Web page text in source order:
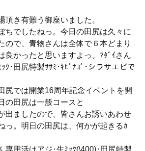
頂き有難う御座いました。
ちでしたねっ。今日の田尻は久々に
ので、青物さんは全体で６本どまり
良かったと思いますよっ。ﾏﾀﾞｲさん
ｸ･田尻特製ｻｻﾐ･ｷﾋﾞﾅｺﾞ･シラサエビで
尻では開業16周年記念イベントを開
の田尻は一般コースと
出ましたので、皆さんお誘いあわせ
っ。明日の田尻は、何かが起きるｶ
専用活けアジ･生ﾐｯｸ(\400)･田尻特製